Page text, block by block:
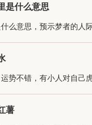
是什么意思
么意思，预示梦者的人
势不错，有小人对自己
薯